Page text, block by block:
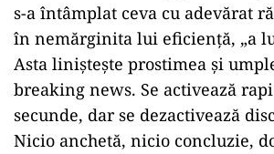
s-a întâmplat ceva cu adevărat
în nemărginita lui eficiență, „a
Asta liniștește prostimea și
breaking news. Se activează
secunde, dar se dezactivează
Nicio anchetă, nicio concluzie,